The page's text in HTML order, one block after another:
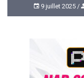
9 juillet 2025